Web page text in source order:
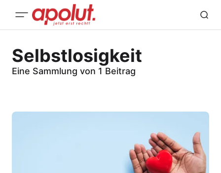
Selbstlosigkeit
Eine Sammlung von 1 Beitrag